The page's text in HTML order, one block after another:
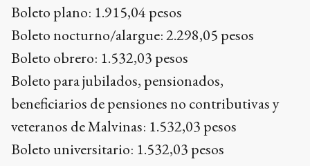
Boleto plano: 1.915,04 pesos
Boleto nocturno/alargue: 2.298,05 pesos
Boleto obrero: 1.532,03 pesos
Boleto para jubilados, pensionados,
beneficiarios de pensiones no contributivas y
veteranos de Malvinas: 1.532,03 pesos
Boleto universitario: 1.532,03 pesos